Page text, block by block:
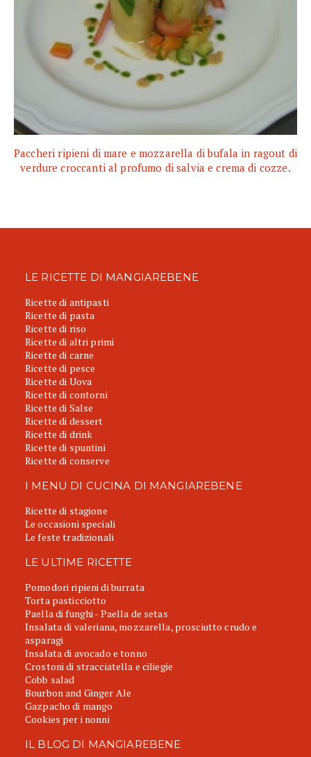
Paccheri ripieni di mare e mozzarella di bufala in ragout di
verdure croccanti al profumo di salvia e crema di cozze.
LE RICETTE DI MANGIAREBENE
Ricette di antipasti
Ricette di pasta
Ricette di riso
Ricette di altri primi
Ricette di carne
Ricette di pesce
Ricette di Uova
Ricette di contorni
Ricette di Salse
Ricette di dessert
Ricette di drink
Ricette di spuntini
Ricette di conserve
I MENU DI CUCINA DI MANGIAREBENE
Ricette di stagione
Le occasioni speciali
Le feste tradizionali
LE ULTIME RICETTE
Pomodori ripieni di burrata
Torta pasticciotto
Paella di funghi - Paella de setas
Insalata di valeriana, mozzarella, prosciutto crudo e
asparagi
Insalata di avocado e tonno
Crostoni di stracciatella e ciliegie
Cobb salad
Bourbon and Ginger Ale
Gazpacho di mango
Cookies per i nonni
IL BLOG DI MANGIAREBENE